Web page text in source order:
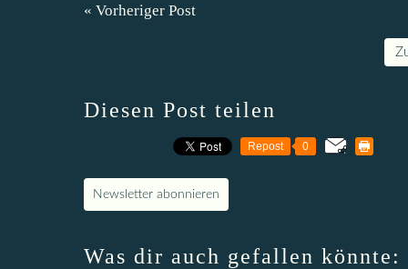
« Vorheriger Post
Diesen Post teilen
Repost 0
Newsletter abonnieren
Was dir auch gefallen könnte: